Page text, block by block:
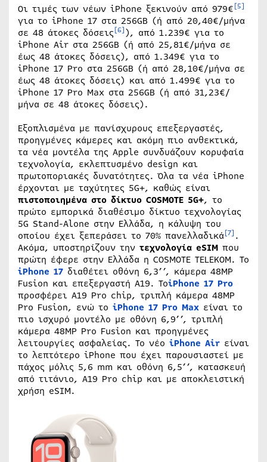
Οι τιμές των νέων iPhone ξεκινούν από 979€[5]
για το iPhone 17 στα 256GB (ή από 20,40€/μήνα
σε 48 άτοκες δόσεις[6]), από 1.239€ για το
iPhone Air στα 256GB (ή από 25,81€/μήνα σε
έως 48 άτοκες δόσεις), από 1.349€ για το
iPhone 17 Pro στα 256GB (ή από 28,10€/μήνα σε
έως 48 άτοκες δόσεις) και από 1.499€ για το
iPhone 17 Pro Max στα 256GB (ή από 31,23€/
μήνα σε 48 άτοκες δόσεις).
Εξοπλισμένα με πανίσχυρους επεξεργαστές,
προηγμένες κάμερες και ακόμη πιο ανθεκτικά,
τα νέα μοντέλα της Apple συνδυάζουν κορυφαία
τεχνολογία, εκλεπτυσμένο design και
πρωτοποριακές δυνατότητες. Όλα τα νέα iPhone
έρχονται με ταχύτητες 5G+, καθώς είναι
πιστοποιημένα στο δίκτυο COSMOTE 5G+, το
πρώτο εμπορικά διαθέσιμο δίκτυο τεχνολογίας
5G Stand-Alone στην Ελλάδα, η κάλυψη του
οποίου έχει ξεπεράσει το 70% πανελλαδικά[7] .
Ακόμα, υποστηρίζουν την τεχνολογία eSIM που
πρώτη έφερε στην Ελλάδα η COSMOTE TELEKOM. Το
iPhone 17 διαθέτει οθόνη 6,3’’, κάμερα 48MP
Fusion και επεξεργαστή A19. ΤοiPhone 17 Pro
προσφέρει A19 Pro chip, τριπλή κάμερα 48MP
Pro Fusion, ενώ το iPhone 17 Pro Max είναι το
πιο ισχυρό μοντέλο με οθόνη 6,9’’, τριπλή
κάμερα 48MP Pro Fusion και προηγμένες
λειτουργίες ασφαλείας. Το νέο iPhone Air είναι
το λεπτότερο iPhone που έχει παρουσιαστεί με
πάχος μόλις 5,6 mm και οθόνη 6,5’’, κατασκευή
από τιτάνιο, A19 Pro chip και με αποκλειστική
χρήση eSIM.